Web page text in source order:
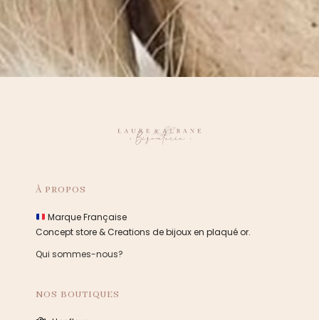
À PROPOS
Marque Française
Concept store & Creations de bijoux en plaqué or.
Qui sommes-nous?
NOS BOUTIQUES